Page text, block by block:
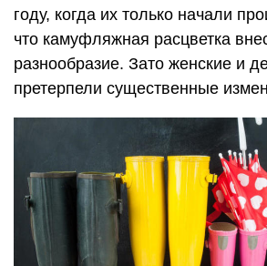
году, когда их только начали
что камуфляжная расцветка
разнообразие. Зато женские и
претерпели существенные